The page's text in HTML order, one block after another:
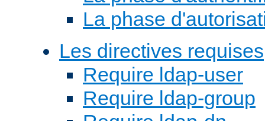
La phase
Les directives requises
Require ldap-user
Require ldap-group